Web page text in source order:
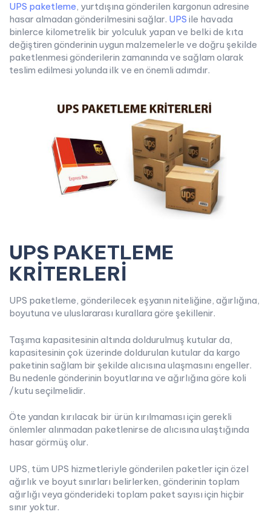
UPS paketleme, yurtdışına gönderilen kargonun adresine
hasar almadan gönderilmesini sağlar. UPS ile havada
binlerce kilometrelik bir yolculuk yapan ve belki de kıta
değiştiren gönderinin uygun malzemelerle ve doğru şekilde
paketlenmesi gönderilerin zamanında ve sağlam olarak
teslim edilmesi yolunda ilk ve en önemli adımdır.
UPS PAKETLEME
KRİTERLERİ
UPS paketleme, gönderilecek eşyanın niteliğine, ağırlığına,
boyutuna ve uluslararası kurallara göre şekillenir.
Taşıma kapasitesinin altında doldurulmuş kutular da,
kapasitesinin çok üzerinde doldurulan kutular da kargo
paketinin sağlam bir şekilde alıcısına ulaşmasını engeller.
Bu nedenle gönderinin boyutlarına ve ağırlığına göre koli
/kutu seçilmelidir.
Öte yandan kırılacak bir ürün kırılmaması için gerekli
önlemler alınmadan paketlenirse de alıcısına ulaştığında
hasar görmüş olur.
UPS, tüm UPS hizmetleriyle gönderilen paketler için özel
ağırlık ve boyut sınırları belirlerken, gönderinin toplam
ağırlığı veya gönderideki toplam paket sayısı için hiçbir
sınır yoktur.